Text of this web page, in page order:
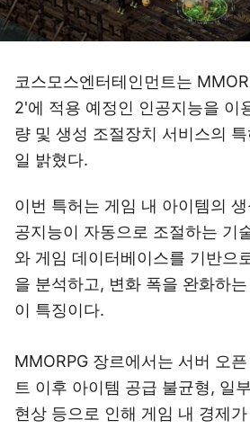
코스모스엔터테인먼트는
2'에 적용 예정인 인공지능을 이
량 및 생성 조절장치 서비스의
일 밝혔다.
이번 특허는 게임 내 아이템의
공지능이 자동으로 조절하는 기
와 게임 데이터베이스를 기반으
을 분석하고, 변화 폭을 완화하
이 특징이다.
MMORPG 장르에서는 서버 오
트 이후 아이템 공급 불균형, 일
현상 등으로 인해 게임 내 경제